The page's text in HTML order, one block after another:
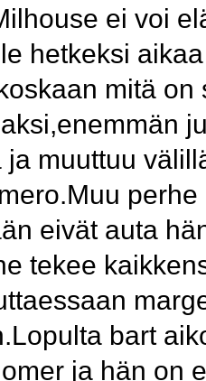
ei voi
hetkeksi
mitä
ja muuttuu
eivät auta
tekee
bart
ja hän on